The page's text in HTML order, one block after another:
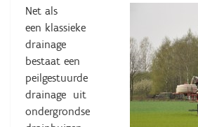
Net als
een klassieke
drainage
bestaat een
peilgestuurde
drainage uit
ondergrondse